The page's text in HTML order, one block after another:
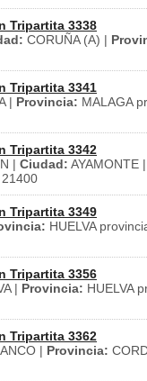
Tripartita 3338
CORUÑA (A) |
Tripartita 3341
| Provincia: MALAGA
Tripartita 3342
| Ciudad: AYAMONTE |
21400
Tripartita 3349
HUELVA
Tripartita 3356
| Provincia: HUELVA
Tripartita 3362
| Provincia: